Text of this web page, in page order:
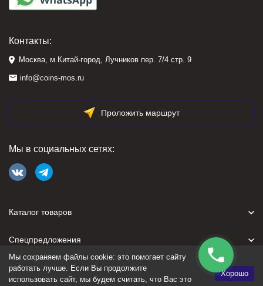
Контакты:
Москва, м.Китай-город, Лучников пер. 7/4 стр. 9
info@coins-mos.ru
Проложить маршрут
Мы в социальных сетях:
Каталог товаров
Спецпредложения
Для покупателя
Мы сохраняем файлы cookie: это помогает сайту
работать лучше. Если Вы продолжите
использовать сайт, мы будем считать, что Вас это
Хорошо